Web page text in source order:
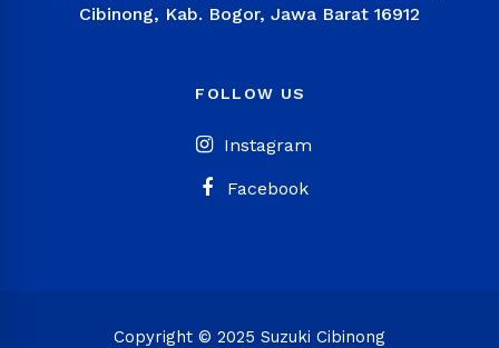
Cibinong, Kab. Bogor, Jawa Barat 16912
FOLLOW US
Instagram
Facebook
Copyright © 2025 Suzuki Cibinong